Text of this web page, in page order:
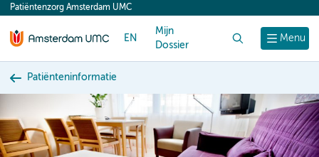
content
Menu
Patiëntenzorg Amsterdam UMC
EN
Mijn
Dossier
Patiënteninformatie